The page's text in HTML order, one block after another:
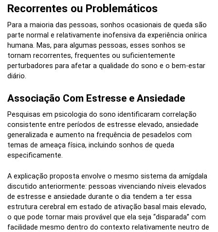
Recorrentes ou Problemáticos
Para a maioria das pessoas, sonhos ocasionais de queda são
parte normal e relativamente inofensiva da experiência onírica
humana. Mas, para algumas pessoas, esses sonhos se
tornam recorrentes, frequentes ou suficientemente
perturbadores para afetar a qualidade do sono e o bem-estar
diário.
Associação Com Estresse e Ansiedade
Pesquisas em psicologia do sono identificaram correlação
consistente entre períodos de estresse elevado, ansiedade
generalizada e aumento na frequência de pesadelos com
temas de ameaça física, incluindo sonhos de queda
especificamente.
A explicação proposta envolve o mesmo sistema da amígdala
discutido anteriormente: pessoas vivenciando níveis elevados
de estresse e ansiedade durante o dia tendem a ter essa
estrutura cerebral em estado de ativação basal mais elevado,
o que pode tornar mais provável que ela seja “disparada” com
facilidade mesmo dentro do contexto relativamente neutro de